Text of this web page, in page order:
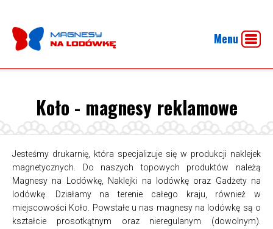
Menu
Koło - magnesy reklamowe
Jesteśmy drukarnię, która specjalizuje się w produkcji naklejek
magnetycznych. Do naszych topowych produktów należą
Magnesy na Lodówkę, Naklejki na lodówkę oraz Gadżety na
lodówkę. Działamy na terenie całego kraju, również w
miejscowości Koło. Powstałe u nas magnesy na lodówkę są o
kształcie prosotkątnym oraz nieregulanym (dowolnym).